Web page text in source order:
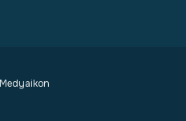
Medyaikon